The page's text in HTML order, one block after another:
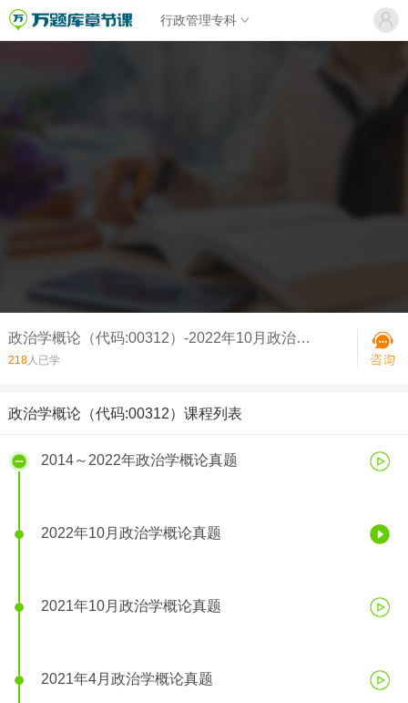
行政管理专科
政治学概论（代码:00312）-2022年10月政治学概论真题
218人已学
政治学概论（代码:00312）课程列表
2014～2022年政治学概论真题
2022年10月政治学概论真题
2021年10月政治学概论真题
2021年4月政治学概论真题